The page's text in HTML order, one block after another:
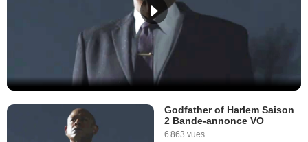
Godfather of Harlem Saison
2 Bande-annonce VO
6 863 vues